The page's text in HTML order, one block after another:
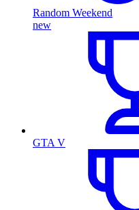
Random Weekend
new
GTA V